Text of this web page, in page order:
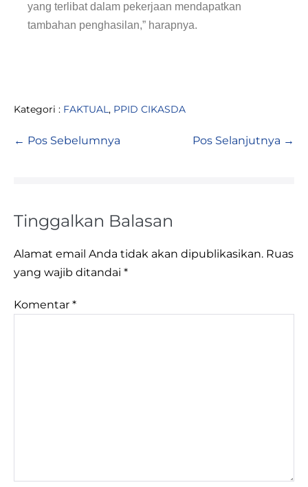
yang terlibat dalam pekerjaan mendapatkan
tambahan penghasilan,” harapnya.
Kategori : FAKTUAL , PPID CIKASDA
← Pos Sebelumnya Pos Selanjutnya →
Tinggalkan Balasan
Alamat email Anda tidak akan dipublikasikan. Ruas
yang wajib ditandai *
Komentar *